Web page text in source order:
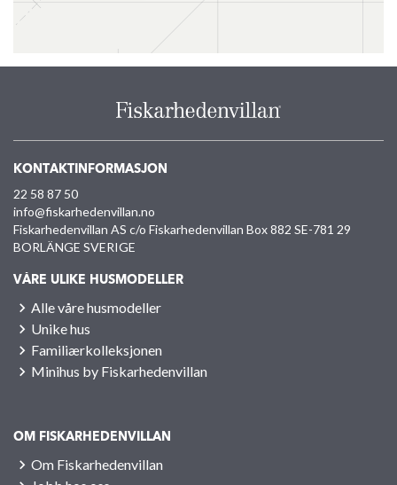
KONTAKTINFORMASJON
22 58 87 50
info@fiskarhedenvillan.no
Fiskarhedenvillan AS c/o Fiskarhedenvillan Box 882 SE-781 29
BORLÄNGE SVERIGE
VÅRE ULIKE HUSMODELLER
Alle våre husmodeller
Unike hus
Familiærkolleksjonen
Minihus by Fiskarhedenvillan
OM FISKARHEDENVILLAN
Om Fiskarhedenvillan